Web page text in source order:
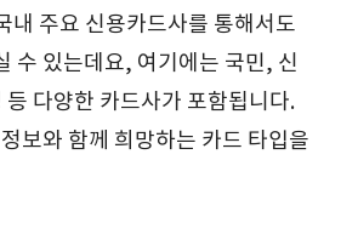
내 주요 신용카드사를 통해서도
수 있는데요, 여기에는 국민, 신
다양한 카드사가 포함됩니다.
보와 함께 희망하는 카드 타입을